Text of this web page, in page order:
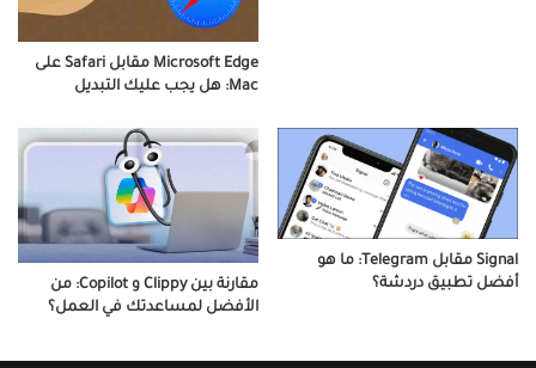
Microsoft Edge مقابل Safari على
Mac: هل يجب عليك التبديل
مقارنة بين Clippy و Copilot: من
الأفضل لمساعدتك في العمل؟
Signal مقابل Telegram: ما هو
أفضل تطبيق دردشة؟